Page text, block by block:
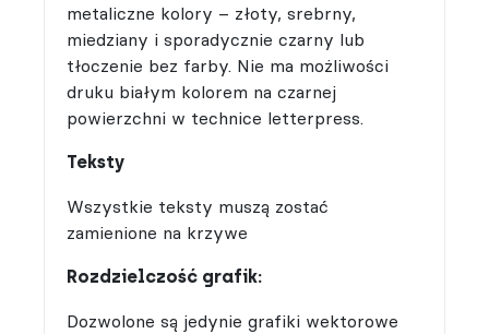
metaliczne kolory – złoty, srebrny,
miedziany i sporadycznie czarny lub
tłoczenie bez farby. Nie ma możliwości
druku białym kolorem na czarnej
powierzchni w technice letterpress.
Teksty
Wszystkie teksty muszą zostać
zamienione na krzywe
Rozdzielczość grafik:
Dozwolone są jedynie grafiki wektorowe